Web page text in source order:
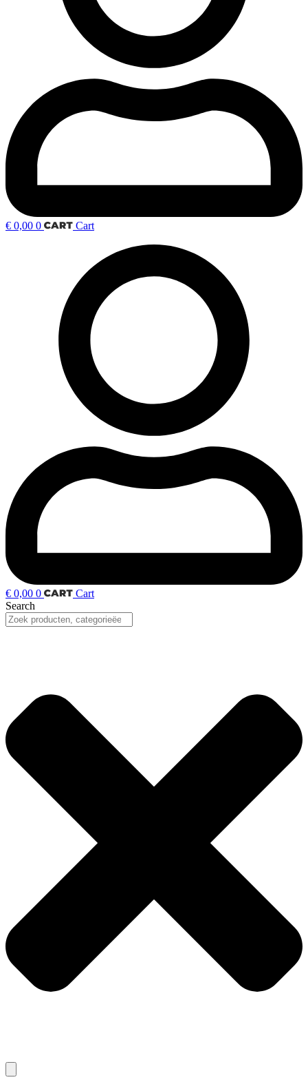
€ 0,00 0 Cart
€ 0,00 0
Cart
Search